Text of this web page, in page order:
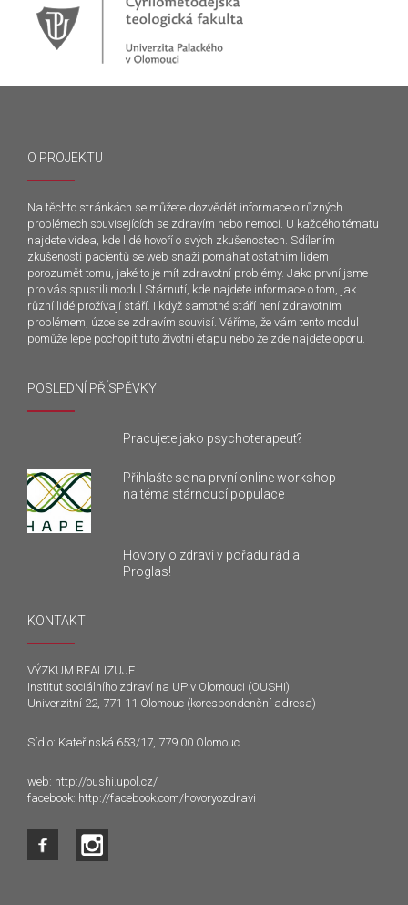
O PROJEKTU
Na těchto stránkách se můžete dozvědět informace o různých
problémech souvisejících se zdravím nebo nemocí. U každého tématu
najdete videa, kde lidé hovoří o svých zkušenostech. Sdílením
zkušeností pacientů se web snaží pomáhat ostatním lidem
porozumět tomu, jaké to je mít zdravotní problémy. Jako první jsme
pro vás spustili modul Stárnutí, kde najdete informace o tom, jak
různí lidé prožívají stáří. I když samotné stáří není zdravotním
problémem, úzce se zdravím souvisí. Věříme, že vám tento modul
pomůže lépe pochopit tuto životní etapu nebo že zde najdete oporu.
POSLEDNÍ PŘÍSPĚVKY
Pracujete jako psychoterapeut?
Přihlašte se na první online workshop
na téma stárnoucí populace
Hovory o zdraví v pořadu rádia
Proglas!
KONTAKT
VÝZKUM REALIZUJE
Institut sociálního zdraví na UP v Olomouci (OUSHI)
Univerzitní 22, 771 11 Olomouc (korespondenční adresa)
Sídlo: Kateřinská 653/17, 779 00 Olomouc
web: http://oushi.upol.cz/
facebook: http://facebook.com/hovoryozdravi